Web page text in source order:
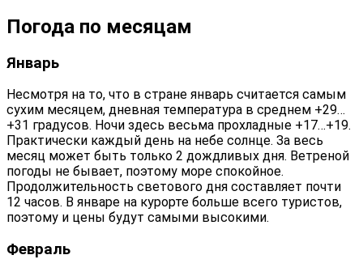
Погода по месяцам
Январь
Несмотря на то, что в стране январь считается самым
сухим месяцем, дневная температура в среднем +29…
+31 градусов. Ночи здесь весьма прохладные +17…+19.
Практически каждый день на небе солнце. За весь
месяц может быть только 2 дождливых дня. Ветреной
погоды не бывает, поэтому море спокойное.
Продолжительность светового дня составляет почти
12 часов. В январе на курорте больше всего туристов,
поэтому и цены будут самыми высокими.
Февраль